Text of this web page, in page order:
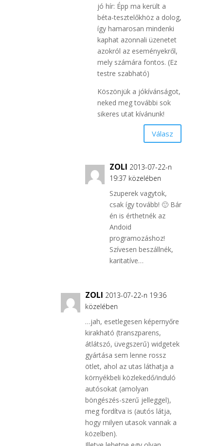
jó hír: Épp ma került a
béta-tesztelőkhöz a dolog,
így hamarosan mindenki
kaphat azonnali üzenetet
azokról az eseményekről,
mely számára fontos. (Ez
testre szabható)
Köszönjük a jókívánságot,
neked meg további sok
sikeres utat kívánunk!
Válasz
ZOLI 2013-07-22-n
19:37 közelében
Szuperek vagytok,
csak így tovább! 🙂 Bár
én is érthetnék az
Andoid
programozáshoz!
Szívesen beszállnék,
karitatíve…
ZOLI 2013-07-22-n 19:36
közelében
…jah, esetlegesen képernyőre
kirakható (transzparens,
átlátszó, üvegszerű) widgetek
gyártása sem lenne rossz
ötlet, ahol az utas láthatja a
környékbeli közlekedő/induló
autósokat (amolyan
böngészés-szerű jelleggel),
meg fordítva is (autós látja,
hogy milyen utasok vannak a
közelben).